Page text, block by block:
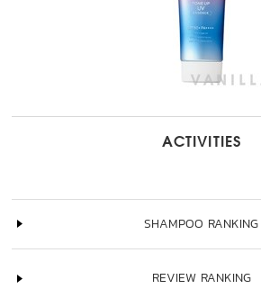
ACTIVITIES
SHAMPOO RANKING
REVIEW RANKING